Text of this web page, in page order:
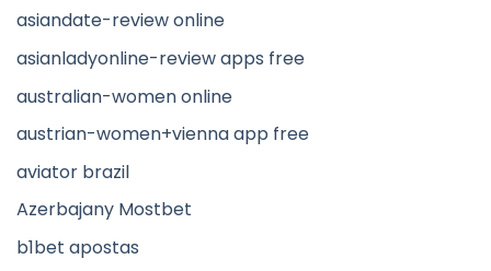
asiandate-review online
asianladyonline-review apps free
australian-women online
austrian-women+vienna app free
aviator brazil
Azerbajany Mostbet
b1bet apostas